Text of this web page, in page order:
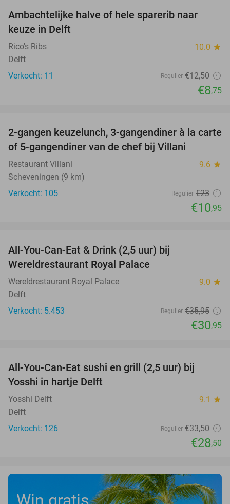
Ambachtelijke halve of hele sparerib naar
keuze in Delft
Rico's Ribs 10.0 star
Delft
Verkocht: 11
Regulier €12,50
€8,75
52%
2-gangen keuzelunch, 3-gangendiner à la carte
of 5-gangendiner van de chef bij Villani
Restaurant Villani 9.6 star
Scheveningen (9 km)
Verkocht: 105
Regulier €23
€10,95
All-You-Can-Eat & Drink (2,5 uur) bij
Wereldrestaurant Royal Palace
Wereldrestaurant Royal Palace 9.0 star
Delft
Verkocht: 5.453
Regulier €35,95
€30,95
All-You-Can-Eat sushi en grill (2,5 uur) bij
Yosshi in hartje Delft
Yosshi Delft 9.1 star
Delft
Verkocht: 126
Regulier €33,50
€28,50